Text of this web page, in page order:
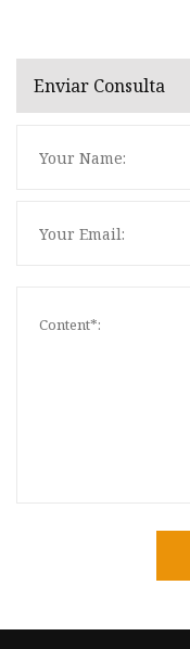
Enviar Consulta